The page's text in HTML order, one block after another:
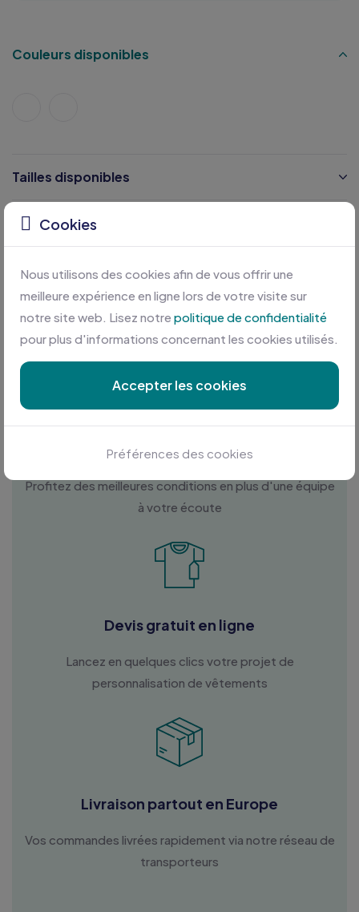
Couleurs disponibles
Tailles disponibles
Caractéristiques
Certifications
Personnalisation sur mesure
Profitez des meilleures conditions en plus d'une équipe
à votre écoute
Devis gratuit en ligne
Lancez en quelques clics votre projet de
personnalisation de vêtements
Livraison partout en Europe
Vos commandes livrées rapidement via notre réseau de
transporteurs
Cookies
Nous utilisons des cookies afin de vous offrir une
meilleure expérience en ligne lors de votre visite sur
notre site web. Lisez notre politique de confidentialité
pour plus d'informations concernant les cookies utilisés.
Accepter les cookies
Préférences des cookies